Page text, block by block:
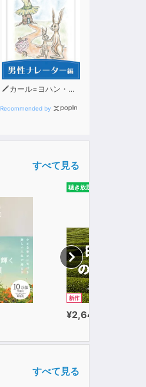
カール=ヨハン・エリーン
Recommended by
すべて見る
聴き放題
新作
¥2,640
すべて見る